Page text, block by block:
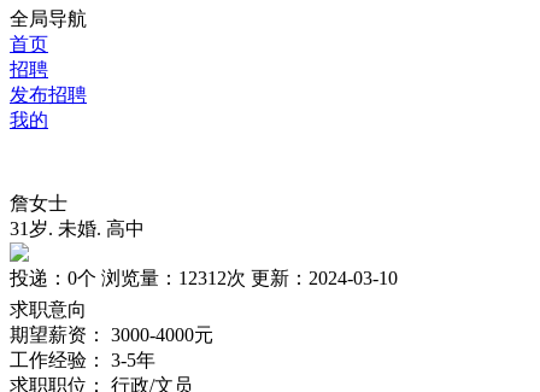
全局导航
首页
招聘
发布招聘
我的
詹女士
31岁. 未婚. 高中
投递： 0个 浏览量： 12312次 更新： 2024-03-10
求职意向
期望薪资：
3000-4000元
工作经验：
3-5年
求职职位：
行政/文员